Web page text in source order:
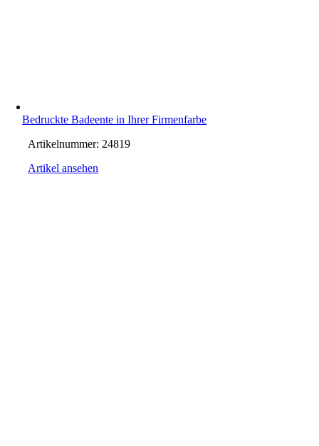
Bedruckte Badeente in Ihrer Firmenfarbe
Artikelnummer: 24819
Artikel ansehen